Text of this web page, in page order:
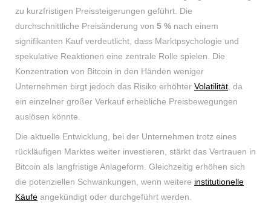
zu kurzfristigen Preissteigerungen geführt. Die
durchschnittliche Preisänderung von 5 % nach einem
signifikanten Kauf verdeutlicht, dass Marktpsychologie und
spekulative Reaktionen eine zentrale Rolle spielen. Die
Konzentration von Bitcoin in den Händen weniger
Unternehmen birgt jedoch das Risiko erhöhter Volatilität , da
ein einzelner großer Verkauf erhebliche Preisbewegungen
auslösen könnte.
Die aktuelle Entwicklung, bei der Unternehmen trotz eines
rückläufigen Marktes weiter investieren, stärkt das Vertrauen in
Bitcoin als langfristige Anlageform. Gleichzeitig erhöhen sich
die potenziellen Schwankungen, wenn weitere institutionelle
Käufe angekündigt oder durchgeführt werden.